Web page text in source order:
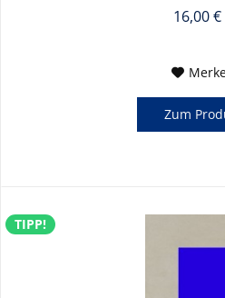
16,00
Zum
TIPP!